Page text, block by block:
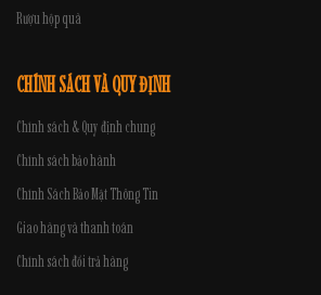
Rượu hộp quà
CHÍNH SÁCH VÀ QUY ĐỊNH
Chính sách & Quy định chung
Chính sách bảo hành
Chính Sách Bảo Mật Thông Tin
Giao hàng và thanh toán
Chính sách đổi trả hàng